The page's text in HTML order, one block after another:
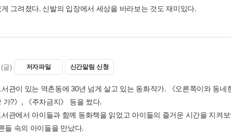
그려졌다. 신발의 입장에서 세상을 바라보는 것도 재미있다.
(글) 저자파일 신간알림 신청
관이 있는 역촌동에 30년 넘게 살고 있는 동화작가. 《오른쪽이와 동
가?》, 《주차금지》 등을 썼다.
관에서 아이들과 함께 동화책을 읽었고 아이들의 즐거운 시간을 지켜
들 속의 아이들을 만났다.